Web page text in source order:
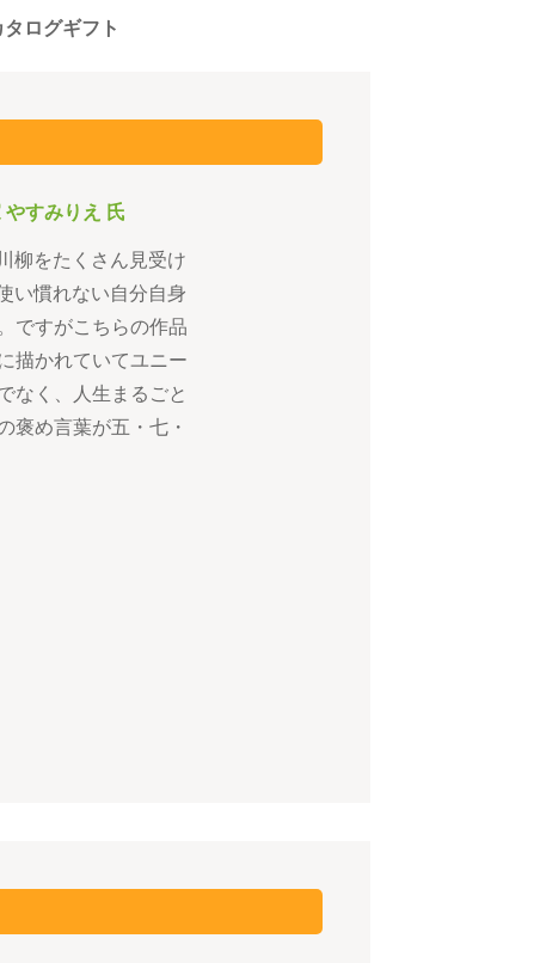
ログギフト
すみりえ 氏
柳をたくさん見受け
い慣れない自分自身
ですがこちらの作品
描かれていてユニー
なく、人生まるごと
褒め言葉が五・七・